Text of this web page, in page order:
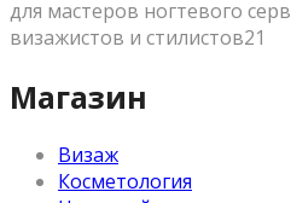
для мастеров ногтевого
визажистов и стилистов21
Магазин
Визаж
Косметология